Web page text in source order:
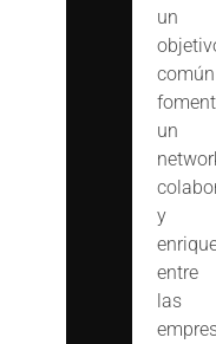
un
un
y
entre
las